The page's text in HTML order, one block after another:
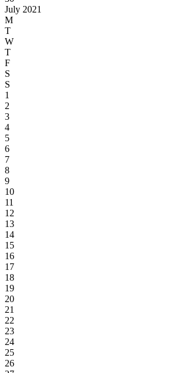
July 2021
M
T
W
T
F
S
S
1
2
3
4
5
6
7
8
9
10
11
12
13
14
15
16
17
18
19
20
21
22
23
24
25
26